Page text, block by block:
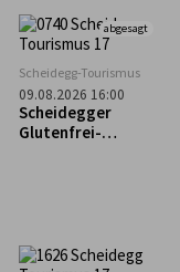
teilnehmen. Der
Besuch ist zu den
Öffnungszeiten des
Deutschen
Hutmuseum
möglich.
Mittagstisch. Kaffee
und Kuchen.
Hüpfburg
abgesagt
Scheidegg-Tourismus
09.08.2026 16:00
Scheidegger
Glutenfrei-